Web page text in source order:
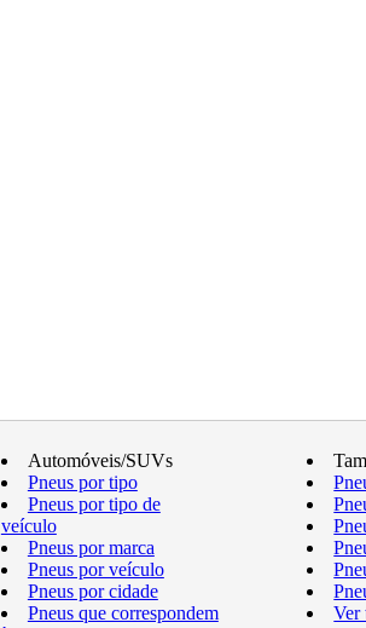
Automóveis/SUVs
Pneus por tipo
Pneus por tipo de
veículo
Pneus por marca
Pneus por veículo
Pneus por cidade
Pneus que correspondem
Ver